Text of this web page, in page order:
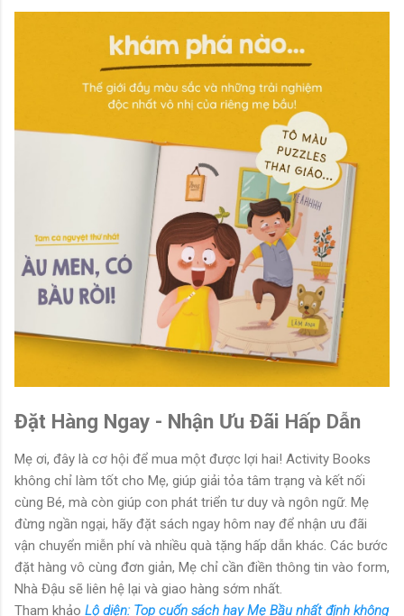
Đặt Hàng Ngay - Nhận Ưu Đãi Hấp Dẫn
Mẹ ơi, đây là cơ hội để mua một được lợi hai! Activity Books
không chỉ làm tốt cho Mẹ, giúp giải tỏa tâm trạng và kết nối
cùng Bé, mà còn giúp con phát triển tư duy và ngôn ngữ. Mẹ
đừng ngần ngại, hãy đặt sách ngay hôm nay để nhận ưu đãi
vận chuyển miễn phí và nhiều quà tặng hấp dẫn khác. Các bước
đặt hàng vô cùng đơn giản, Mẹ chỉ cần điền thông tin vào form,
Nhà Đậu sẽ liên hệ lại và giao hàng sớm nhất.
Tham khảo Lộ diện: Top cuốn sách hay Mẹ Bầu nhất định không